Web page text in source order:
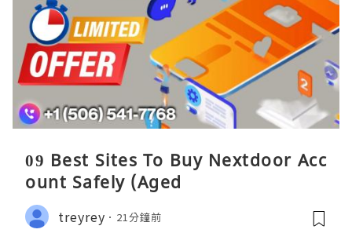
09 Best Sites To Buy Nextdoor Acc
ount Safely (Aged
treyrey 21分鐘前